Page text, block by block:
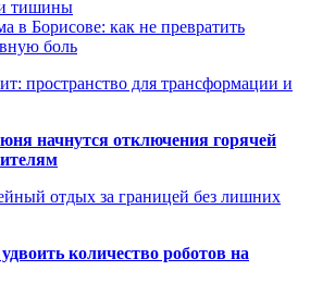
тишины
в Борисове: как не превратить
боль
пространство для трансформации и
начнутся отключения горячей
отдых за границей без лишних
количество роботов на